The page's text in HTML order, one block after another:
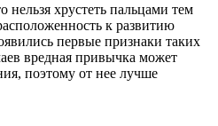
нельзя хрустеть пальцами тем
к развитию
первые признаки таких
вредная привычка может
поэтому от нее лучше